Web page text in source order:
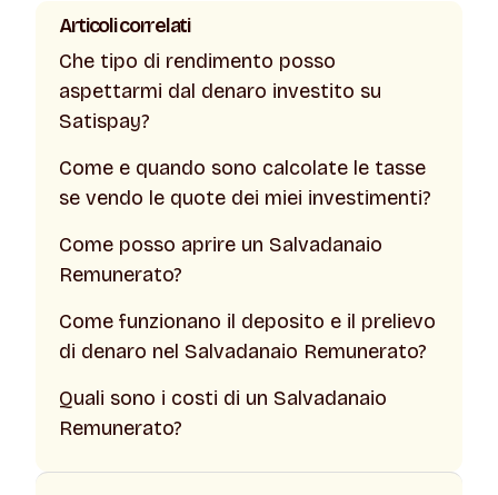
Articoli correlati
Che tipo di rendimento posso
aspettarmi dal denaro investito su
Satispay?
Come e quando sono calcolate le tasse
se vendo le quote dei miei investimenti?
Come posso aprire un Salvadanaio
Remunerato?
Come funzionano il deposito e il prelievo
di denaro nel Salvadanaio Remunerato?
Quali sono i costi di un Salvadanaio
Remunerato?